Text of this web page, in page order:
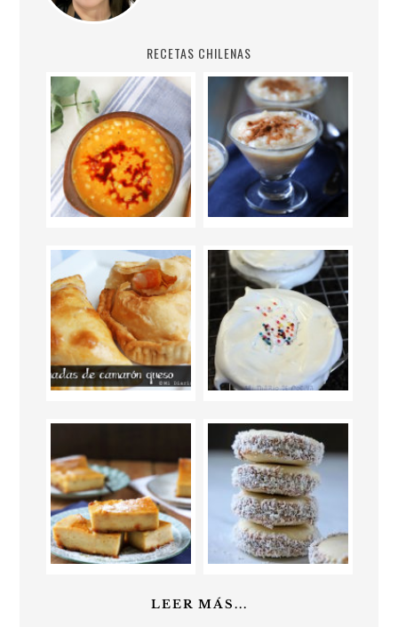
RECETAS CHILENAS
LEER MÁS...